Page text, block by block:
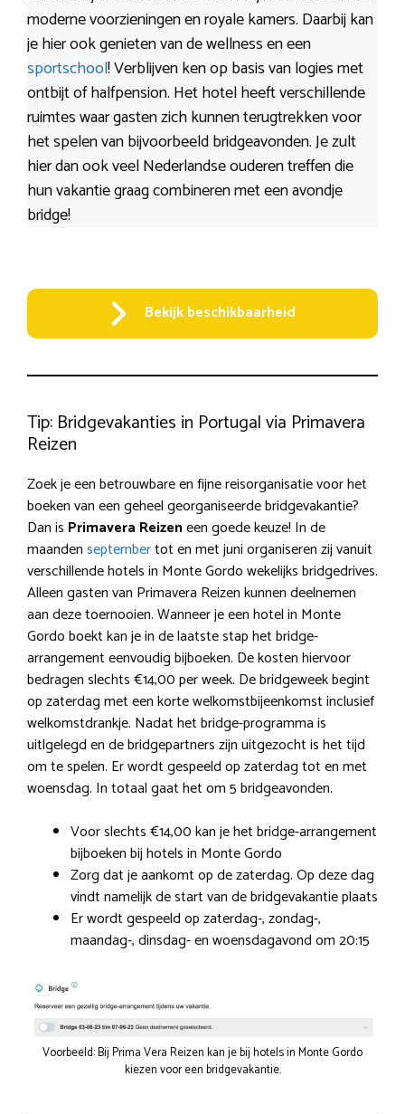
moderne voorzieningen en royale kamers. Daarbij kan
je hier ook genieten van de wellness en een
sportschool! Verblijven ken op basis van logies met
ontbijt of halfpension. Het hotel heeft verschillende
ruimtes waar gasten zich kunnen terugtrekken voor
het spelen van bijvoorbeeld bridgeavonden. Je zult
hier dan ook veel Nederlandse ouderen treffen die
hun vakantie graag combineren met een avondje
bridge!
Bekijk beschikbaarheid
Tip: Bridgevakanties in Portugal via Primavera
Reizen
Zoek je een betrouwbare en fijne reisorganisatie voor het
boeken van een geheel georganiseerde bridgevakantie?
Dan is Primavera Reizeneen goede keuze! In de
maandenseptembertot en met juni organiseren zij vanuit
verschillende hotels in Monte Gordo wekelijks bridgedrives.
Alleen gasten van Primavera Reizen kunnen deelnemen
aan deze toernooien. Wanneer je een hotel in Monte
Gordo boekt kan je in de laatste stap het bridge-
arrangement eenvoudig bijboeken. De kosten hiervoor
bedragen slechts €14,00 per week. De bridgeweek begint
op zaterdag met een korte welkomstbijeenkomst inclusief
welkomstdrankje. Nadat het bridge-programma is
uitlgelegd en de bridgepartners zijn uitgezocht is het tijd
om te spelen. Er wordt gespeeld op zaterdag tot en met
woensdag. In totaal gaat het om 5 bridgeavonden.
Voor slechts €14,00 kan je het bridge-arrangement
bijboeken bij hotels in Monte Gordo
Zorg dat je aankomt op de zaterdag. Op deze dag
vindt namelijk de start van de bridgevakantie plaats
Er wordt gespeeld op zaterdag-, zondag-,
maandag-, dinsdag- en woensdagavond om 20:15
Voorbeeld: Bij Prima Vera Reizen kan je bij hotels in Monte Gordo
kiezen voor een bridgevakantie.